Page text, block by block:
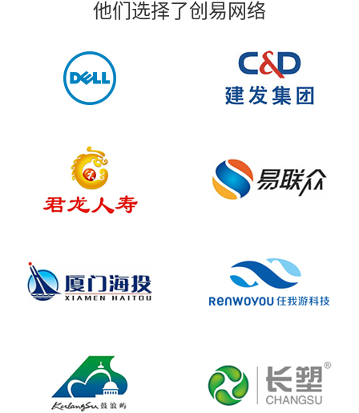
他们选择了创易网络